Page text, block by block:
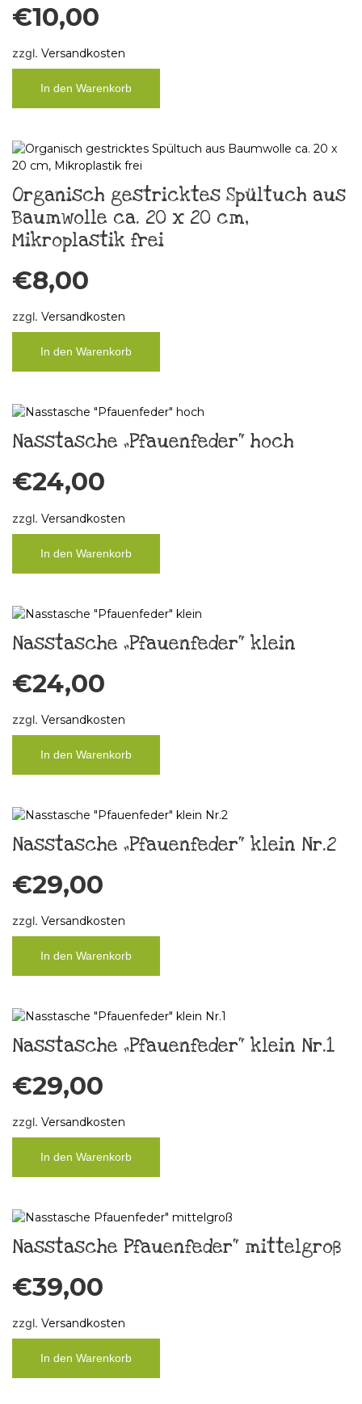
€10,00
zzgl. Versandkosten
In den Warenkorb
Organisch gestricktes Spültuch aus
Baumwolle ca. 20 x 20 cm,
Mikroplastik frei
€8,00
zzgl. Versandkosten
In den Warenkorb
Nasstasche „Pfauenfeder“ hoch
€24,00
zzgl. Versandkosten
In den Warenkorb
Nasstasche „Pfauenfeder“ klein
€24,00
zzgl. Versandkosten
In den Warenkorb
Nasstasche „Pfauenfeder“ klein Nr.2
€29,00
zzgl. Versandkosten
In den Warenkorb
Nasstasche „Pfauenfeder“ klein Nr.1
€29,00
zzgl. Versandkosten
In den Warenkorb
Nasstasche Pfauenfeder“ mittelgroß
€39,00
zzgl. Versandkosten
In den Warenkorb